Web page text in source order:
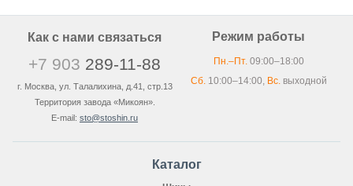
Как с нами связаться
+7 903 289-11-88
г. Москва, ул. Талалихина, д.41, стр.13
Территория завода «Микоян».
E-mail: sto@stoshin.ru
Режим работы
Пн.–Пт.09:00–18:00
Сб.10:00–14:00, Вс.выходной
Каталог